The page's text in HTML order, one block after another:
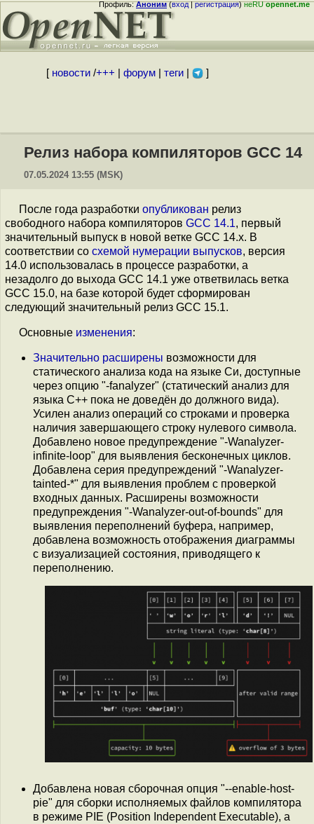
Профиль:Аноним(вход|регистрация)неRUopennet.me
[ новости/+++ форум| теги| ]
Релиз набора компиляторов GCC 14
07.05.2024 13:55 (MSK)
После года разработки опубликован релиз
свободного набора компиляторов GCC 14.1, первый
значительный выпуск в новой ветке GCC 14.x. В
соответствии со схемой нумерации выпусков, версия
14.0 использовалась в процессе разработки, а
незадолго до выхода GCC 14.1 уже ответвилась ветка
GCC 15.0, на базе которой будет сформирован
следующий значительный релиз GCC 15.1.
Основные изменения:
Значительно расширены возможности для
статического анализа кода на языке Си, доступные
через опцию "-fanalyzer" (статический анализ для
языка С++ пока не доведён до должного вида).
Усилен анализ операций со строками и проверка
наличия завершающего строку нулевого символа.
Добавлено новое предупреждение "-Wanalyzer-
infinite-loop" для выявления бесконечных циклов.
Добавлена серия предупреждений "-Wanalyzer-
tainted-*" для выявления проблем с проверкой
входных данных. Расширены возможности
предупреждения "-Wanalyzer-out-of-bounds" для
выявления переполнений буфера, например,
добавлена возможность отображения диаграммы
с визуализацией состояния, приводящего к
переполнению.
Добавлена новая сборочная опция "--enable-host-
pie" для сборки исполняемых файлов компилятора
в режиме PIE (Position Independent Executable), а